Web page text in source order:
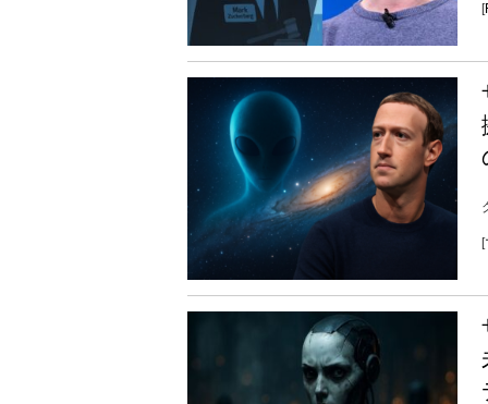
[
[